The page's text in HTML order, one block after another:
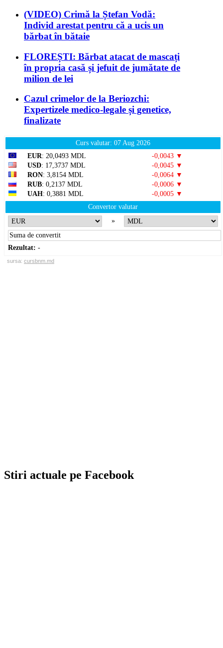
(VIDEO) Crimă la Ștefan Vodă:
Individ arestat pentru că a ucis un
bărbat în bătaie
FLOREȘTI: Bărbat atacat de mascați
în propria casă și jefuit de jumătate de
milion de lei
Cazul crimelor de la Beriozchi:
Expertizele medico-legale și genetice,
finalizate
Curs valutar: 07 Aug 2026
EUR: 20,0493 MDL
-0,0043 ▼
USD: 17,3737 MDL
-0,0045 ▼
RON: 3,8154 MDL
-0,0064 ▼
RUB: 0,2137 MDL
-0,0006 ▼
UAH: 0,3881 MDL
-0,0005 ▼
Convertor valutar
»
Rezultat: -
sursa: cursbnm.md
Stiri actuale pe Facebook